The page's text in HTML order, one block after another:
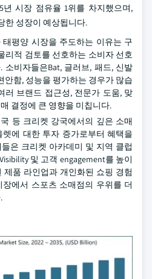
년 시장 점유율 1위를 차지했으며,
한 성장이 예상됩니다.
평양 시장을 주도하는 이유는 구
리적 검토를 선호하는 소비자 선호
소비자들은Bat, 글러브, 패드, 신발
안함, 성능을 평가하는 경우가 많습
러 브랜드 접근성, 전문가 도움, 맞
결정에 큰 영향을 미칩니다.
등 크리켓 강국에서의 깊은 소매
에 대한 투자 증가로부터 혜택을
은 크리켓 아카데미 및 지역 클럽
및 고객 engagement를 높이
제품 라인업과 개인화된 쇼핑 경험
에서 스포츠 소매점의 우위를 더